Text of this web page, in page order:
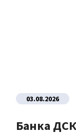
03.08.2026
Банка